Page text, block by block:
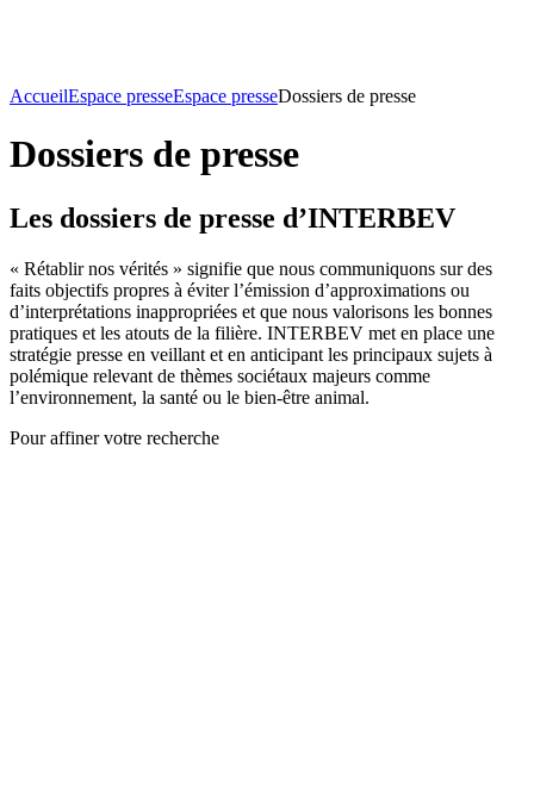
AccueilEspace presseEspace presseDossiers de presse
Dossiers de presse
Les dossiers de presse d’INTERBEV
« Rétablir nos vérités » signifie que nous communiquons sur des
faits objectifs propres à éviter l’émission d’approximations ou
d’interprétations inappropriées et que nous valorisons les bonnes
pratiques et les atouts de la filière. INTERBEV met en place une
stratégie presse en veillant et en anticipant les principaux sujets à
polémique relevant de thèmes sociétaux majeurs comme
l’environnement, la santé ou le bien-être animal.
Pour affiner votre recherche